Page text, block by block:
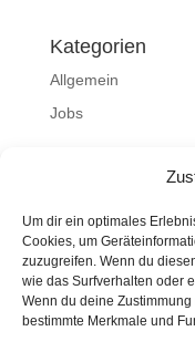
Um dir ein optimales
Cookies, um
zuzugreifen. Wenn du
wie das Surfverhalten oder
Wenn du deine
bestimmte Merkmale und
Kategorien
Allgemein
Jobs
Eintrags-Feed
Kommentar-Feed
WordPress.org